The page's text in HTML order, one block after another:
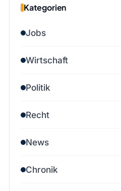
Kategorien
Jobs
Wirtschaft
Politik
Recht
News
Chronik